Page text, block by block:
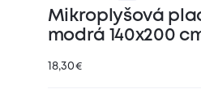
Mikroplyšová
modrá 140x200
18,30 €